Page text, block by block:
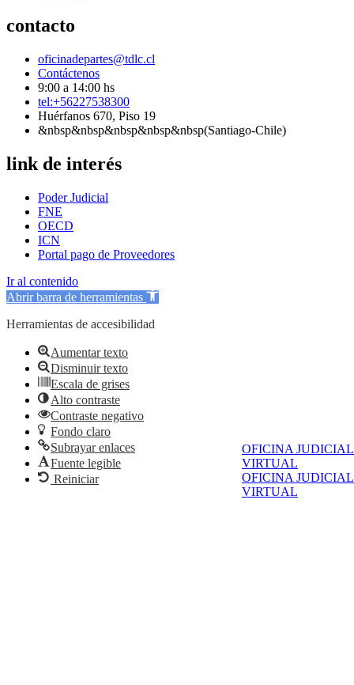
OFICINA JUDICIAL
VIRTUAL
OFICINA JUDICIAL
VIRTUAL
contacto
oficinadepartes@tdlc.cl
Contáctenos
9:00 a 14:00 hs
tel:+56227538300
Huérfanos 670, Piso 19
&nbsp&nbsp&nbsp&nbsp&nbsp(Santiago-Chile)
link de interés
Poder Judicial
FNE
OECD
ICN
Portal pago de Proveedores
Ir al contenido
Abrir barra de herramientas
Herramientas de accesibilidad
Aumentar texto
Disminuir texto
Escala de grises
Alto contraste
Contraste negativo
Fondo claro
Subrayar enlaces
Fuente legible
Reiniciar